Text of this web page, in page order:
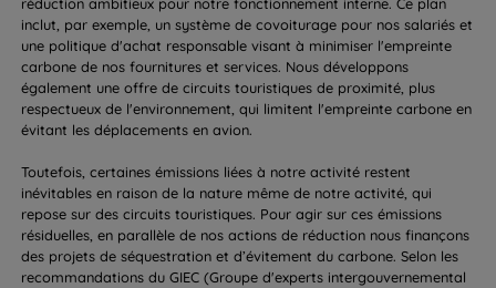
inclut, par exemple, un système de covoiturage pour nos salariés et
une politique d'achat responsable visant à minimiser l'empreinte
carbone de nos fournitures et services. Nous développons
également une offre de circuits touristiques de proximité, plus
respectueux de l'environnement, qui limitent l'empreinte carbone en
évitant les déplacements en avion.
Toutefois, certaines émissions liées à notre activité restent
inévitables en raison de la nature même de notre activité, qui
repose sur des circuits touristiques. Pour agir sur ces émissions
résiduelles, en parallèle de nos actions de réduction nous finançons
des projets de séquestration et d’évitement du carbone. Selon les
recommandations du GIEC (Groupe d'experts intergouvernemental